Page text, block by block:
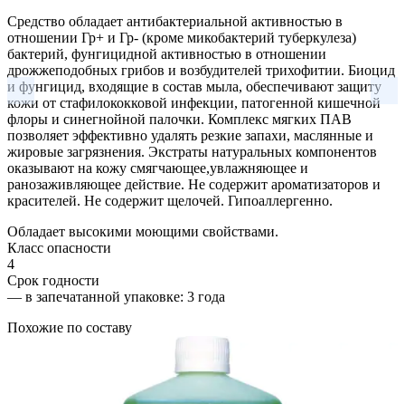
Средство обладает антибактериальной активностью в
отношении Гр+ и Гр- (кроме микобактерий туберкулеза)
бактерий, фунгицидной активностью в отношении
дрожжеподобных грибов и возбудителей трихофитии. Биоцид
и фунгицид, входящие в состав мыла, обеспечивают защиту
кожи от стафилококковой инфекции, патогенной кишечной
флоры и синегнойной палочки. Комплекс мягких ПАВ
позволяет эффективно удалять резкие запахи, маслянные и
жировые загрязнения. Экстраты натуральных компонентов
оказывают на кожу смягчающее,увлажняющее и
ранозаживляющее действие. Не содержит ароматизаторов и
красителей. Не содержит щелочей. Гипоаллергенно.
Обладает высокими моющими свойствами.
Класс опасности
4
Срок годности
— в запечатанной упаковке: 3 года
Похожие по составу